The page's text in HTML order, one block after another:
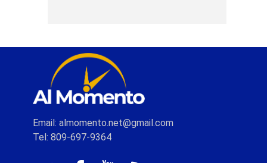
Email: almomento.net@gmail.com
Tel: 809-697-9364